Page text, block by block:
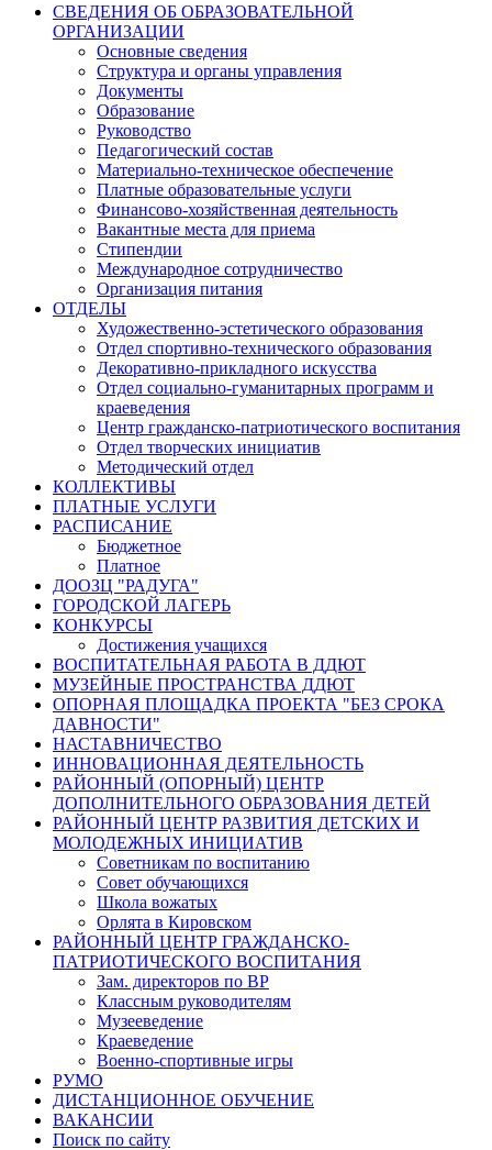
СВЕДЕНИЯ ОБ ОБРАЗОВАТЕЛЬНОЙ
ОРГАНИЗАЦИИ
Основные сведения
Структура и органы управления
Документы
Образование
Руководство
Педагогический состав
Материально-техническое обеспечение
Платные образовательные услуги
Финансово-хозяйственная деятельность
Вакантные места для приема
Стипендии
Международное сотрудничество
Организация питания
ОТДЕЛЫ
Художественно-эстетического образования
Отдел спортивно-технического образования
Декоративно-прикладного искусства
Отдел социально-гуманитарных программ и
краеведения
Центр гражданско-патриотического воспитания
Отдел творческих инициатив
Методический отдел
КОЛЛЕКТИВЫ
ПЛАТНЫЕ УСЛУГИ
РАСПИСАНИЕ
Бюджетное
Платное
ДООЗЦ "РАДУГА"
ГОРОДСКОЙ ЛАГЕРЬ
КОНКУРСЫ
Достижения учащихся
ВОСПИТАТЕЛЬНАЯ РАБОТА В ДДЮТ
МУЗЕЙНЫЕ ПРОСТРАНСТВА ДДЮТ
ОПОРНАЯ ПЛОЩАДКА ПРОЕКТА "БЕЗ СРОКА
ДАВНОСТИ"
НАСТАВНИЧЕСТВО
ИННОВАЦИОННАЯ ДЕЯТЕЛЬНОСТЬ
РАЙОННЫЙ (ОПОРНЫЙ) ЦЕНТР
ДОПОЛНИТЕЛЬНОГО ОБРАЗОВАНИЯ ДЕТЕЙ
РАЙОННЫЙ ЦЕНТР РАЗВИТИЯ ДЕТСКИХ И
МОЛОДЕЖНЫХ ИНИЦИАТИВ
Советникам по воспитанию
Совет обучающихся
Школа вожатых
Орлята в Кировском
РАЙОННЫЙ ЦЕНТР ГРАЖДАНСКО-
ПАТРИОТИЧЕСКОГО ВОСПИТАНИЯ
Зам. директоров по ВР
Классным руководителям
Музееведение
Краеведение
Военно-спортивные игры
РУМО
ДИСТАНЦИОННОЕ ОБУЧЕНИЕ
ВАКАНСИИ
Поиск по сайту